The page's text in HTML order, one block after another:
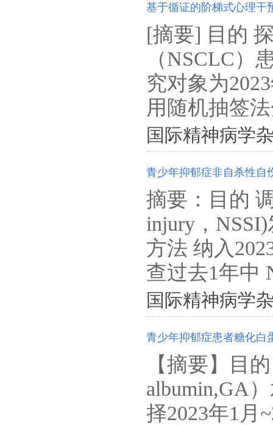
基于循证的阶梯式心理干
[摘要] 目的
（NSCLC
究对象为
用随机抽签
国际精神病学
青少年抑郁症非自杀性自
摘要：目的
injury，
方法 纳入
查过去1年中
国际精神病学
青少年抑郁症患者糖化白
【摘要】目
albumin,GA
择2023年1月